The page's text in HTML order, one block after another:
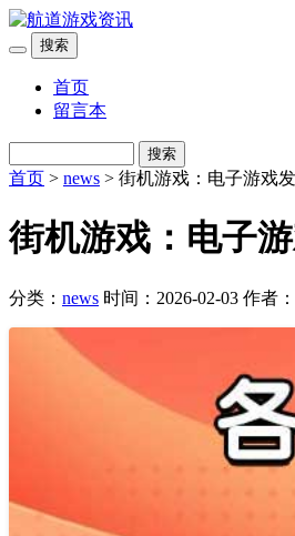
搜索
首页
留言本
搜索
首页 > news > 街机游戏：电子游戏
街机游戏：电子
分类： news 时间：2026-02-03 作者：